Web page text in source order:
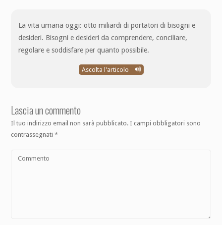
La vita umana oggi: otto miliardi di portatori di bisogni e
desideri. Bisogni e desideri da comprendere, conciliare,
regolare e soddisfare per quanto possibile.
Ascolta l'articolo
Lascia un commento
Il tuo indirizzo email non sarà pubblicato. I campi obbligatori sono
contrassegnati*